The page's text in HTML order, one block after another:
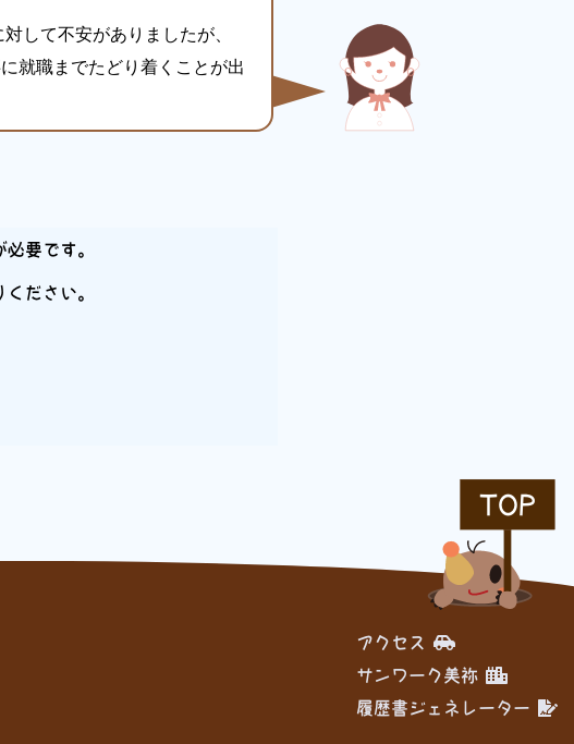
して不安がありましたが、
就職までたどり着くことが出
要です。
ださい。
TOP
アクセス
サンワーク美祢
履歴書ジェネレーター